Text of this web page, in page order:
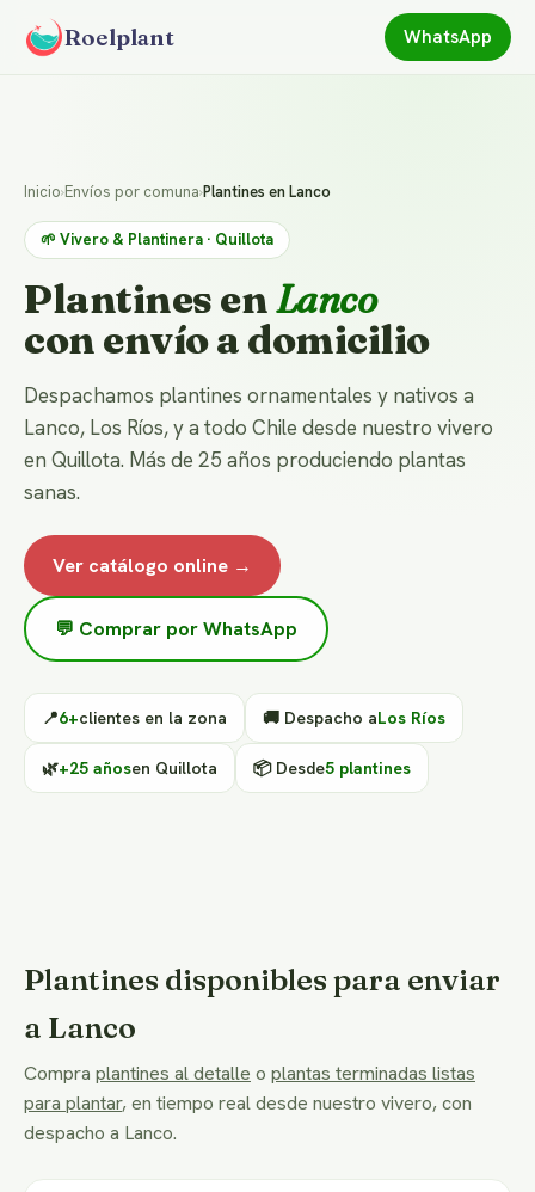
Roelplant WhatsApp
Inicio›Envíos por comuna›Plantines en Lanco
🌱 Vivero & Plantinera · Quillota
Plantines enLanco
con envío a domicilio
Despachamos plantines ornamentales y nativos a
Lanco, Los Ríos, y a todo Chile desde nuestro vivero
en Quillota. Más de 25 años produciendo plantas
sanas.
Ver catálogo online →
💬 Comprar por WhatsApp
📍6+clientes en la zona 🚚 Despacho aLos Ríos
🌿+25 añosen Quillota 📦 Desde5 plantines
Plantines disponibles para enviar
a Lanco
Compra plantines al detalle o plantas terminadas listas
para plantar, en tiempo real desde nuestro vivero, con
despacho a Lanco.